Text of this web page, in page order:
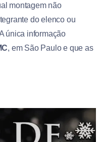
montagem não
do elenco ou
única informação
, em São Paulo e que as